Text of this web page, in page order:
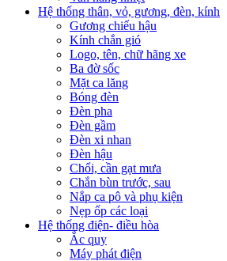
Hệ thống thân, vỏ, gương, đèn, kính
Gương chiếu hậu
Kính chắn gió
Logo, tên, chữ hãng xe
Ba đờ sốc
Mặt ca lăng
Bóng đèn
Đèn pha
Đèn gầm
Đèn xi nhan
Đèn hậu
Chổi, cần gạt mưa
Chắn bùn trước, sau
Nắp ca pô và phụ kiện
Nẹp ốp các loại
Hệ thống điện- điều hòa
Ắc quy
Máy phát điện